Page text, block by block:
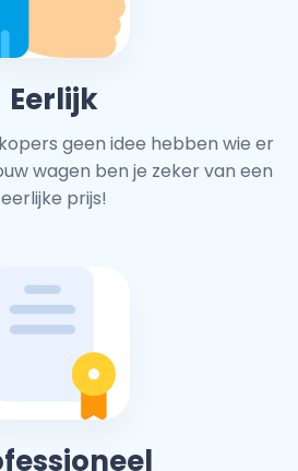
Eerlijk
geen idee hebben wie er
wagen ben je zeker van een
eerlijke prijs!